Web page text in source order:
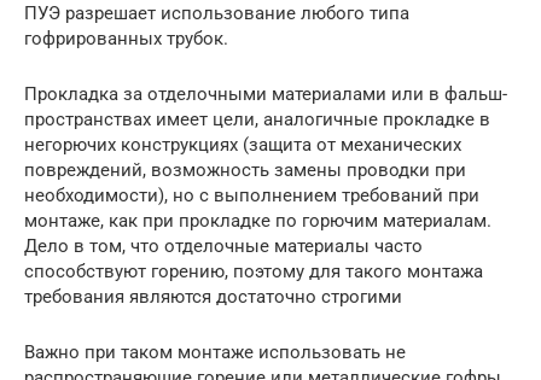
ПУЭ разрешает использование любого типа
гофрированных трубок.
Прокладка за отделочными материалами или в фальш-
пространствах имеет цели, аналогичные прокладке в
негорючих конструкциях (защита от механических
повреждений, возможность замены проводки при
необходимости), но с выполнением требований при
монтаже, как при прокладке по горючим материалам.
Дело в том, что отделочные материалы часто
способствуют горению, поэтому для такого монтажа
требования являются достаточно строгими
Важно при таком монтаже использовать не